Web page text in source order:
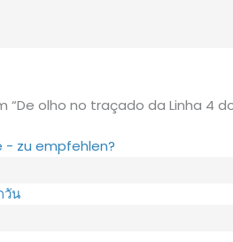
“De olho no traçado da Linha 4
- zu empfehlen?
วัน